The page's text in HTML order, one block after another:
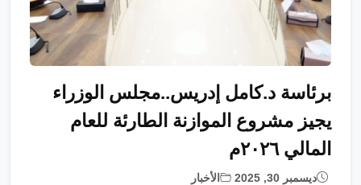
برئاسة د.كامل إدريس..مجلس الوزراء
يجيز مشروع الموازنة الطارئة للعام
المالي ٢٠٢٦م
ديسمبر 30, 2025 الأخبار